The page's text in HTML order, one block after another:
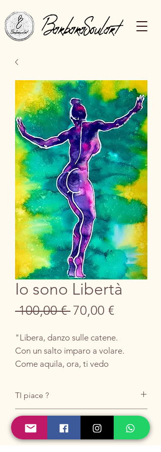
Io sono Libertà
100,00 € Prezzo
70,00 €Prezzo
"Libera, danzo sulle catene.
Con un salto imparo a volare.
Come aquila, ora, ti vedo
La danza dell'emancipazione: il
salto verso la libertà.
TI piace ?
Acquistalo scrivendomi QUI.
Preferisci l'email?
Scrivimi pure a
OPERA ORIGINALE NON
INCORNICIATA